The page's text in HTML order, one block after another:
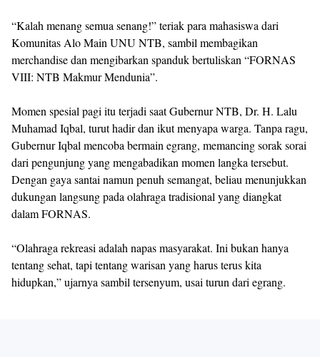
“Kalah menang semua senang!” teriak para mahasiswa dari
Komunitas Alo Main UNU NTB, sambil membagikan
merchandise dan mengibarkan spanduk bertuliskan “FORNAS
VIII: NTB Makmur Mendunia”.
Momen spesial pagi itu terjadi saat Gubernur NTB, Dr. H. Lalu
Muhamad Iqbal, turut hadir dan ikut menyapa warga. Tanpa ragu,
Gubernur Iqbal mencoba bermain egrang, memancing sorak sorai
dari pengunjung yang mengabadikan momen langka tersebut.
Dengan gaya santai namun penuh semangat, beliau menunjukkan
dukungan langsung pada olahraga tradisional yang diangkat
dalam FORNAS.
“Olahraga rekreasi adalah napas masyarakat. Ini bukan hanya
tentang sehat, tapi tentang warisan yang harus terus kita
hidupkan,” ujarnya sambil tersenyum, usai turun dari egrang.